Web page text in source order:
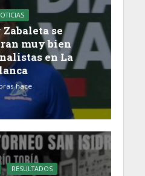
Zabaleta se
muy bien
en La
hace
RESULTADOS